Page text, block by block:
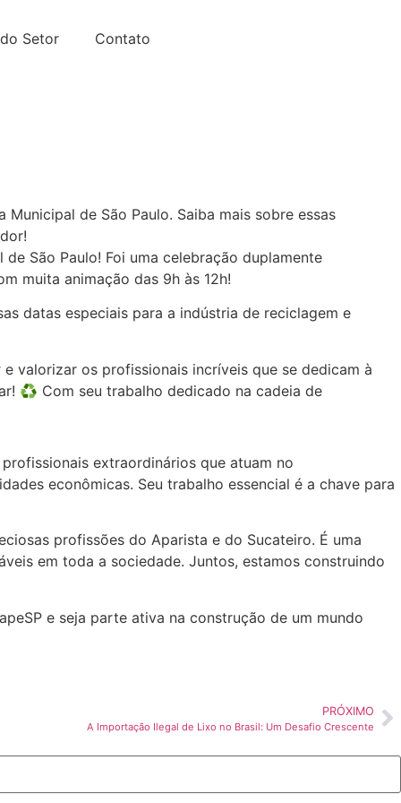
Setor Contato
de São Paulo. Saiba mais sobre essas
São Paulo! Foi uma celebração duplamente
muita animação das 9h às 12h!
datas especiais para a indústria de reciclagem e
valorizar os profissionais incríveis que se dedicam à
♻️ Com seu trabalho dedicado na cadeia de
extraordinários que atuam no
econômicas. Seu trabalho essencial é a chave para
profissões do Aparista e do Sucateiro. É uma
em toda a sociedade. Juntos, estamos construindo
e seja parte ativa na construção de um mundo
PRÓXIMO
A Importação Ilegal de Lixo no Brasil: Um Desafio Crescente